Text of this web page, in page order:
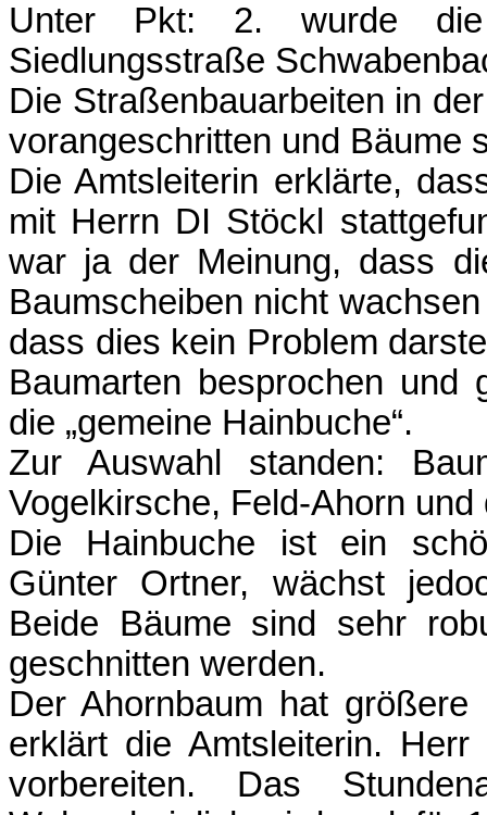
Unter Pkt: 2. wurde
Siedlungsstraße
Die Straßenbauarbeiten in
vorangeschritten und Bäume
Die Amtsleiterin erklärte,
mit Herrn DI Stöckl
war ja der Meinung, dass
Baumscheiben nicht
dass dies kein Problem
Baumarten besprochen und
die „gemeine Hainbuche“.
Zur Auswahl standen:
Vogelkirsche, Feld-Ahorn
Die Hainbuche ist ein
Günter Ortner, wächst
Beide Bäume sind sehr
geschnitten werden.
Der Ahornbaum hat
erklärt die Amtsleiterin.
vorbereiten. Das